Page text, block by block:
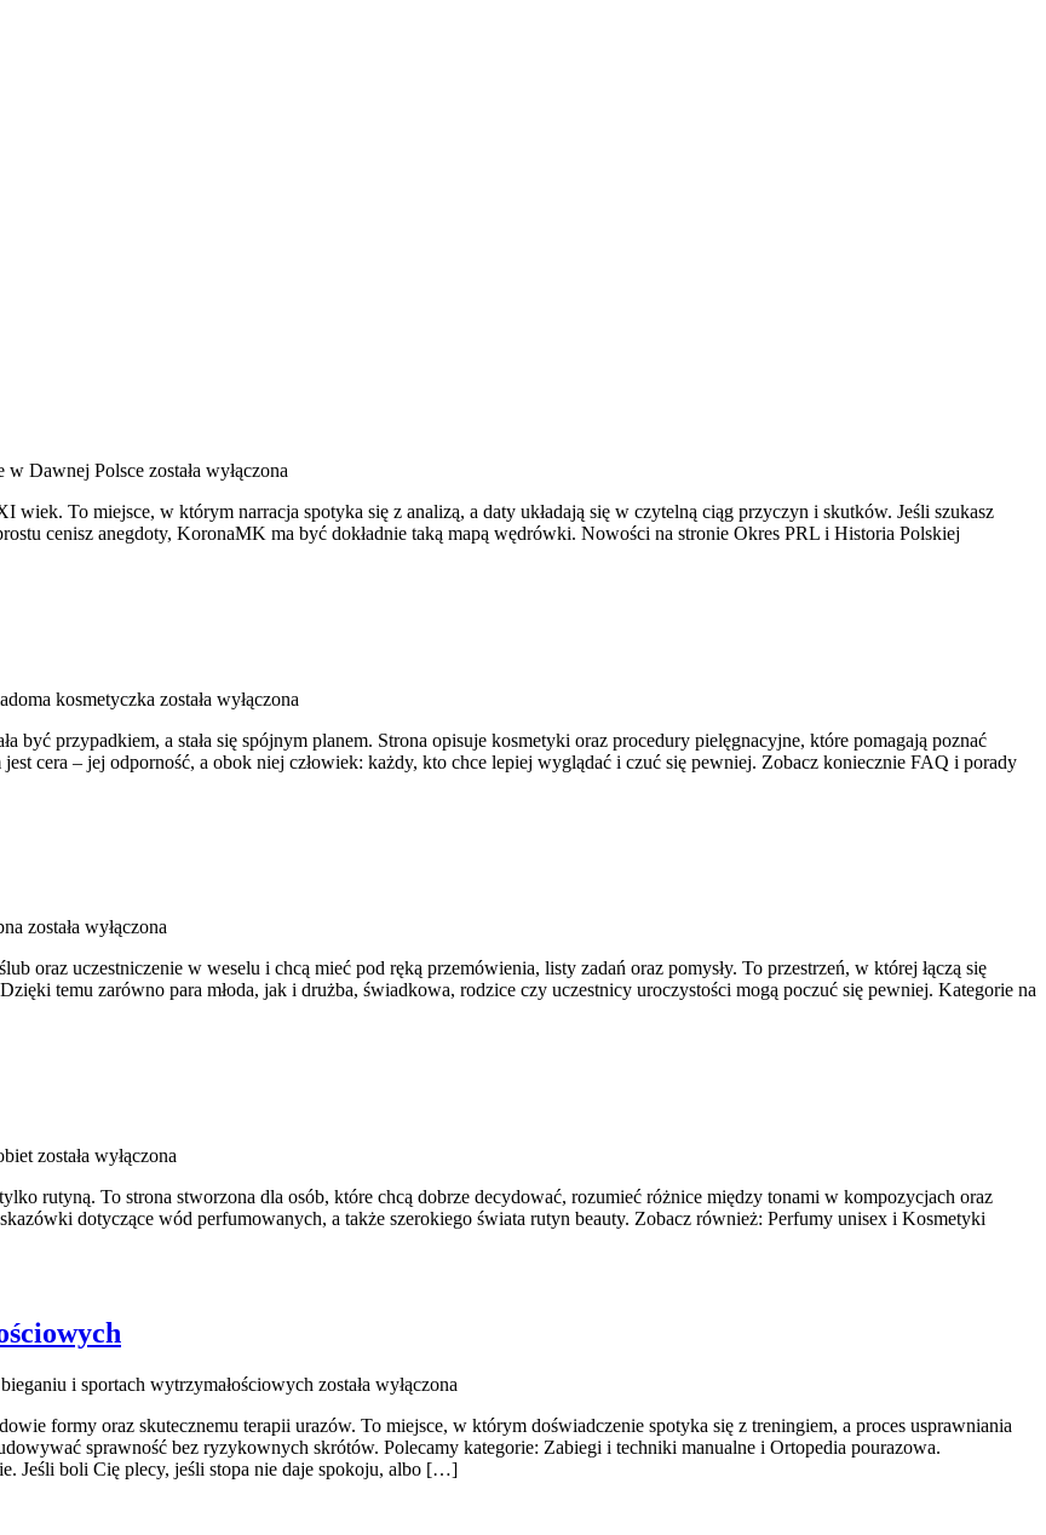
w Dawnej Polsce została wyłączona
To miejsce, w którym narracja spotyka się z analizą, a daty układają się w czytelną ciąg przyczyn i skutków. Jeśli szukasz
cenisz anegdoty, KoronaMK ma być dokładnie taką mapą wędrówki. Nowości na stronie Okres PRL i Historia Polskiej
kosmetyczka została wyłączona
być przypadkiem, a stała się spójnym planem. Strona opisuje kosmetyki oraz procedury pielęgnacyjne, które pomagają poznać
cera – jej odporność, a obok niej człowiek: każdy, kto chce lepiej wyglądać i czuć się pewniej. Zobacz koniecznie FAQ i porady
została wyłączona
oraz uczestniczenie w weselu i chcą mieć pod ręką przemówienia, listy zadań oraz pomysły. To przestrzeń, w której łączą się
temu zarówno para młoda, jak i drużba, świadkowa, rodzice czy uczestnicy uroczystości mogą poczuć się pewniej. Kategorie na
została wyłączona
rutyną. To strona stworzona dla osób, które chcą dobrze decydować, rozumieć różnice między tonami w kompozycjach oraz
dotyczące wód perfumowanych, a także szerokiego świata rutyn beauty. Zobacz również: Perfumy unisex i Kosmetyki
i sportach wytrzymałościowych została wyłączona
formy oraz skutecznemu terapii urazów. To miejsce, w którym doświadczenie spotyka się z treningiem, a proces usprawniania
sprawność bez ryzykownych skrótów. Polecamy kategorie: Zabiegi i techniki manualne i Ortopedia pourazowa.
Jeśli boli Cię plecy, jeśli stopa nie daje spokoju, albo […]